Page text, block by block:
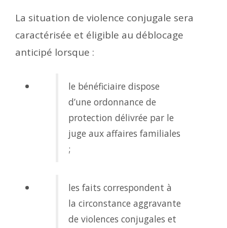
La situation de violence conjugale sera
caractérisée et éligible au déblocage
anticipé lorsque :
le bénéficiaire dispose
d’une ordonnance de
protection délivrée par le
juge aux affaires familiales
;
les faits correspondent à
la circonstance aggravante
de violences conjugales et